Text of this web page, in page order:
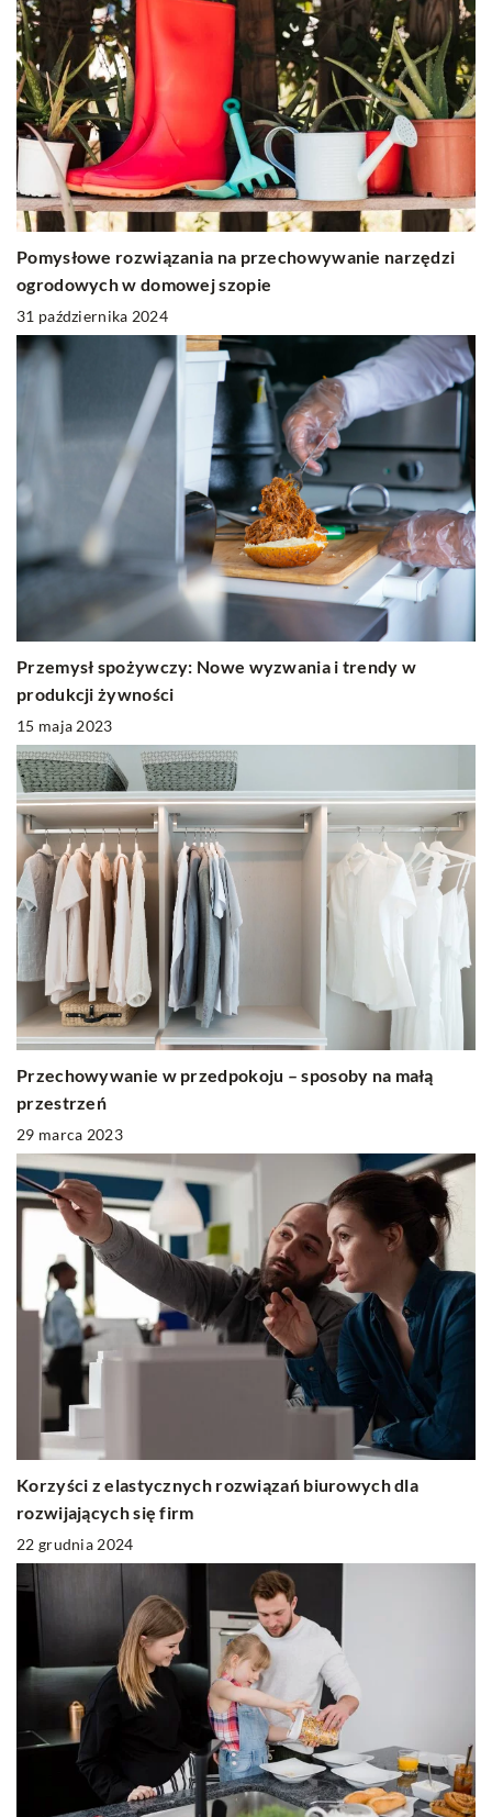
Pomysłowe rozwiązania na przechowywanie narzędzi
ogrodowych w domowej szopie
31 października 2024
Przemysł spożywczy: Nowe wyzwania i trendy w
produkcji żywności
15 maja 2023
Przechowywanie w przedpokoju – sposoby na małą
przestrzeń
29 marca 2023
Korzyści z elastycznych rozwiązań biurowych dla
rozwijających się firm
22 grudnia 2024